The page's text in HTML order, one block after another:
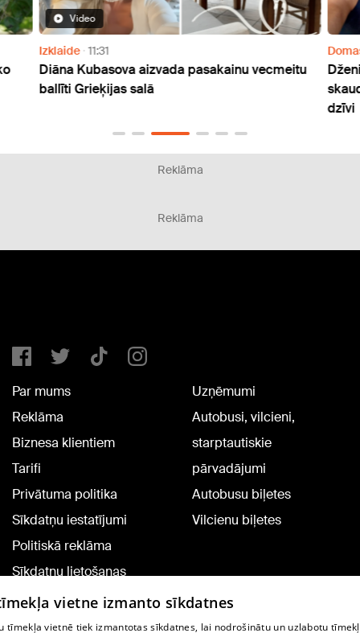
Video
Izklaide 11:31
Diāna Kubasova aizvada pasakainu vecmeitu
ballīti Grieķijas salā
dzīvi
Reklāma
Reklāma
Par mums
Reklāma
Biznesa klientiem
Tarifi
Privātuma politika
Sīkdatņu iestatījumi
Politiskā reklāma
Sīkdatņu lietošanas
noteikumi
Komentāru pievienošana
Uzņēmumi
Autobusi, vilcieni,
starptautiskie
pārvadājumi
Autobusu biļetes
Vilcienu biļetes
vietne izmanto sīkdatnes
tīmekļa vietnē tiek izmantotas sīkdatnes, lai nodrošinātu un uzlabotu